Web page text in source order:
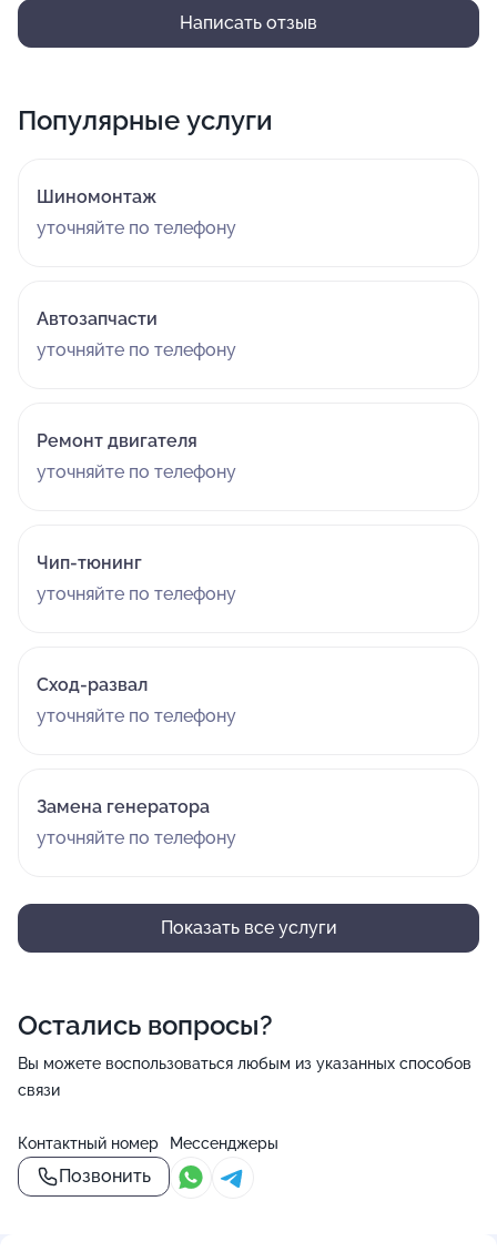
зависимости от их износа. Мелочь конечно, но
Написать отзыв
Популярные услуги
Шиномонтаж
уточняйте по телефону
Автозапчасти
уточняйте по телефону
Ремонт двигателя
уточняйте по телефону
Чип-тюнинг
уточняйте по телефону
Сход-развал
уточняйте по телефону
Замена генератора
уточняйте по телефону
Показать все услуги
Остались вопросы?
Вы можете воспользоваться любым из указанных способов
связи
Контактный номер
Позвонить
Мессенджеры